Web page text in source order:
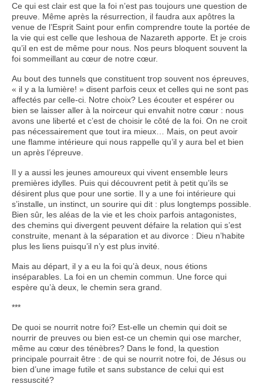
Ce qui est clair est que la foi n’est pas toujours une question de
preuve. Même après la résurrection, il faudra aux apôtres la
venue de l’Esprit Saint pour enfin comprendre toute la portée de
la vie qui est celle que Ieshoua de Nazareth apporte. Et je crois
qu’il en est de même pour nous. Nos peurs bloquent souvent la
foi sommeillant au cœur de notre cœur.
Au bout des tunnels que constituent trop souvent nos épreuves,
« il y a la lumière! » disent parfois ceux et celles qui ne sont pas
affectés par celle-ci. Notre choix? Les écouter et espérer ou
bien se laisser aller à la noirceur qui envahit notre cœur : nous
avons une liberté et c’est de choisir le côté de la foi. On ne croit
pas nécessairement que tout ira mieux… Mais, on peut avoir
une flamme intérieure qui nous rappelle qu’il y aura bel et bien
un après l’épreuve.
Il y a aussi les jeunes amoureux qui vivent ensemble leurs
premières idylles. Puis qui découvrent petit à petit qu’ils se
désirent plus que pour une sortie. Il y a une foi intérieure qui
s’installe, un instinct, un sourire qui dit : plus longtemps possible.
Bien sûr, les aléas de la vie et les choix parfois antagonistes,
des chemins qui divergent peuvent défaire la relation qui s’est
construite, menant à la séparation et au divorce : Dieu n’habite
plus les liens puisqu’il n’y est plus invité.
Mais au départ, il y a eu la foi qu’à deux, nous étions
inséparables. La foi en un chemin commun. Une force qui
espère qu’à deux, le chemin sera grand.
***
De quoi se nourrit notre foi? Est-elle un chemin qui doit se
nourrir de preuves ou bien est-ce un chemin qui ose marcher,
même au cœur des ténèbres? Dans le fond, la question
principale pourrait être : de qui se nourrit notre foi, de Jésus ou
bien d’une image futile et sans substance de celui qui est
ressuscité?